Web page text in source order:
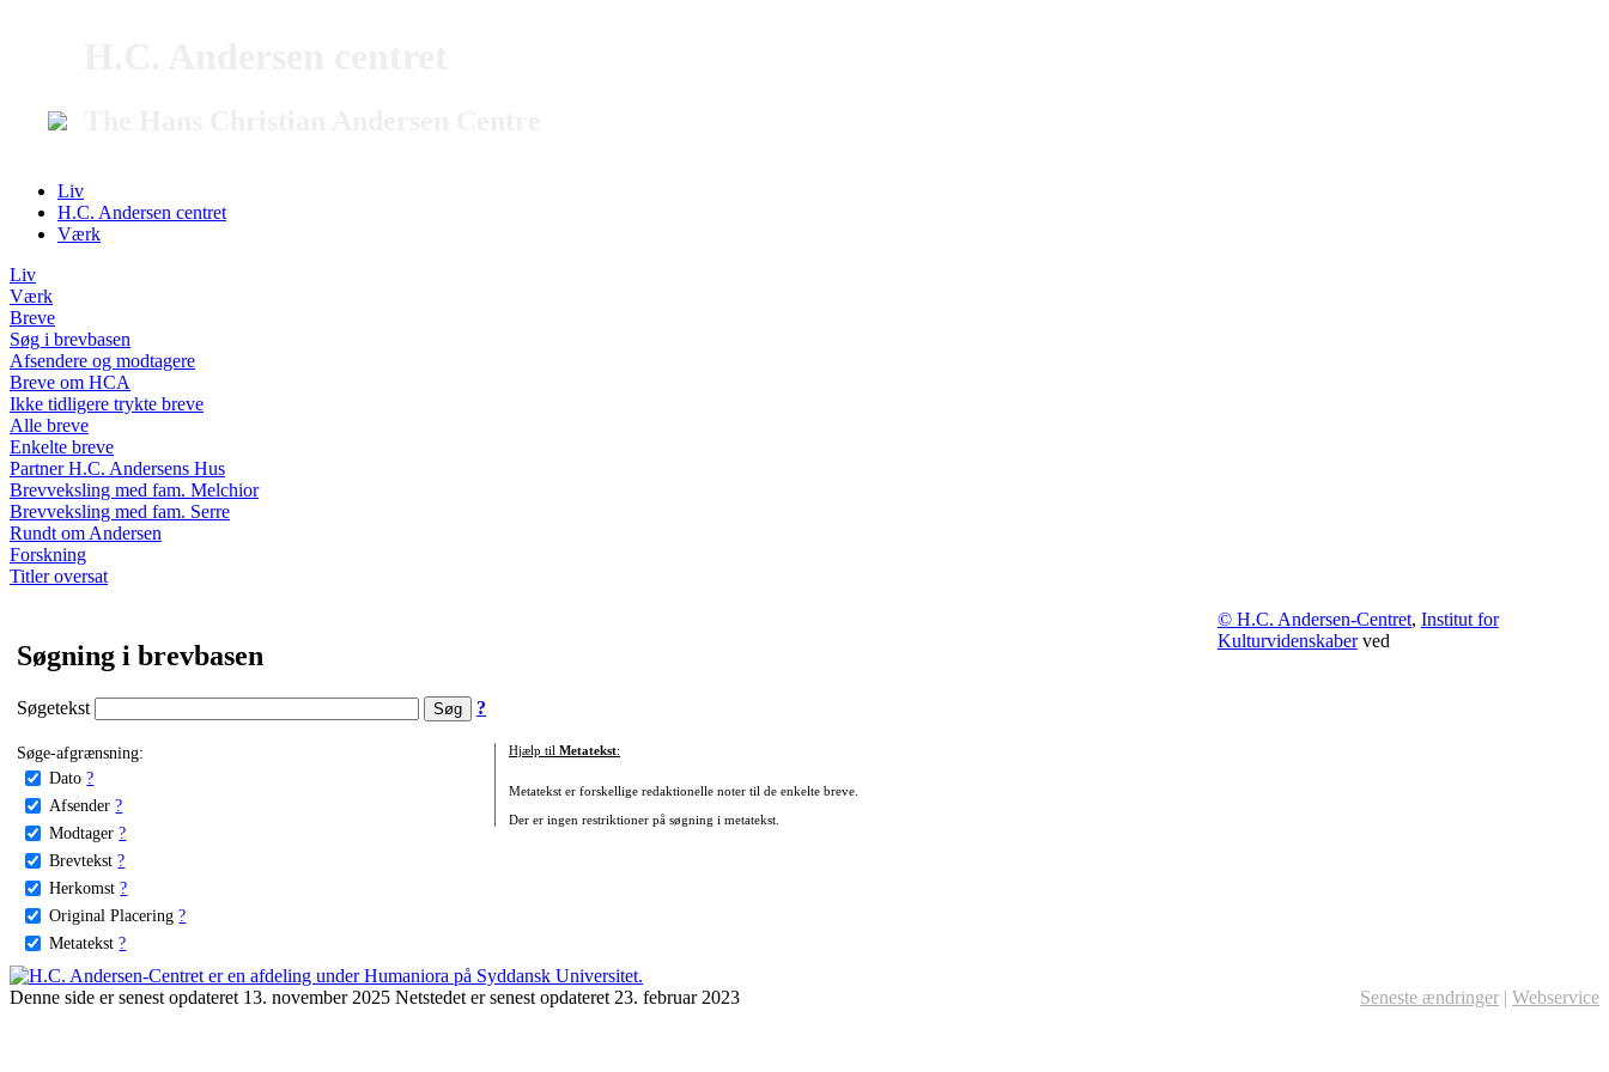
Liv
H.C. Andersen centret
Værk
Liv
Værk
Breve
Søg i brevbasen
Afsendere og modtagere
Breve om HCA
Ikke tidligere trykte breve
Alle breve
Enkelte breve
Partner H.C. Andersens Hus
Brevveksling med fam. Melchior
Brevveksling med fam. Serre
Rundt om Andersen
Forskning
Titler oversat
Søgning i brevbasen
Søgetekst ?
Søge-afgrænsning:
Dato ?
Afsender ?
Modtager ?
Brevtekst ?
Herkomst ?
Original Placering ?
Metatekst ?
Hjælp til Metatekst:
Metatekst er forskellige redaktionelle noter til de enkelte breve.
Der er ingen restriktioner på søgning i metatekst.
© H.C. Andersen-Centret, Institut for
Kulturvidenskaberved
Denne side er senest opdateret 13. november 2025 Netstedet er senest opdateret 23. februar 2023 Seneste ændringer | Webservice